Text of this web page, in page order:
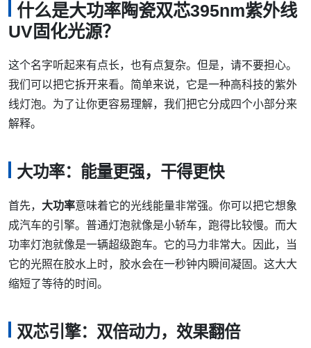
什么是大功率陶瓷双芯395nm紫外线
UV固化光源？
这个名字听起来有点长，也有点复杂。但是，请不要担心。
我们可以把它拆开来看。简单来说，它是一种高科技的紫外
线灯泡。为了让你更容易理解，我们把它分成四个小部分来
解释。
大功率：能量更强，干得更快
首先， 大功率意味着它的光线能量非常强。你可以把它想象
成汽车的引擎。普通灯泡就像是小轿车，跑得比较慢。而大
功率灯泡就像是一辆超级跑车。它的马力非常大。因此，当
它的光照在胶水上时，胶水会在一秒钟内瞬间凝固。这大大
缩短了等待的时间。
双芯引擎：双倍动力，效果翻倍